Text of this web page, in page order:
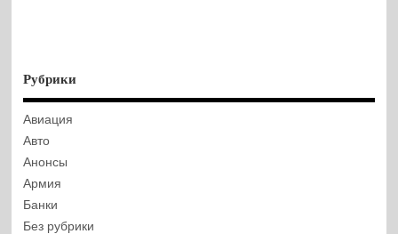
Рубрики
Авиация
Авто
Анонсы
Армия
Банки
Без рубрики